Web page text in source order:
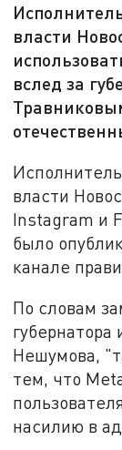
власти
вслед за
власти
Instagram и
было
канале
По словам
губернатора
Нешумова,
тем, что
насилию в